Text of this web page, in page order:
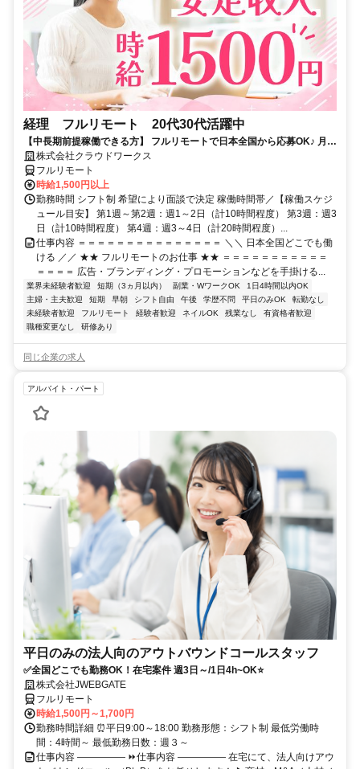
経理 フルリモート 20代30代活躍中
【中長期前提稼働できる方】 フルリモートで日本全国から応募OK♪ 月稼
働40時間で安定収入！
株式会社クラウドワークス
フルリモート
時給1,500円以上
勤務時間 シフト制 希望により面談で決定 稼働時間帯／【稼働スケジ
ュール目安】 第1週～第2週：週1～2日（計10時間程度） 第3週：週3
日（計10時間程度） 第4週：週3～4日（計20時間程度）...
仕事内容 ＝＝＝＝＝＝＝＝＝＝＝＝＝＝＝ ＼＼ 日本全国どこでも働
ける ／／ ★★ フルリモートのお仕事 ★★ ＝＝＝＝＝＝＝＝＝＝＝
＝＝＝＝ 広告・ブランディング・プロモーションなどを手掛ける...
業界未経験者歓迎 短期（3ヵ月以内） 副業・WワークOK
1日4時間以内OK
主婦・主夫歓迎
短期 早朝 シフト自由 午後 学歴不問 平日のみOK
転勤なし
未経験者歓迎
フルリモート 経験者歓迎 ネイルOK 残業なし
有資格者歓迎
職種変更なし
研修あり
同じ企業の求人
アルバイト・パート
平日のみの法人向のアウトバウンドコールスタッフ
✅全国どこでも勤務OK！在宅案件 週3日～/1日4h~OK⭐
株式会社JWEBGATE
フルリモート
時給1,500円～1,700円
勤務時間詳細 ⏰平日9:00～18:00 勤務形態：シフト制 最低労働時
間：4時間～ 最低勤務日数：週３～
仕事内容 ――――― ⏩仕事内容 ――――― 在宅にて、法人向けアウ